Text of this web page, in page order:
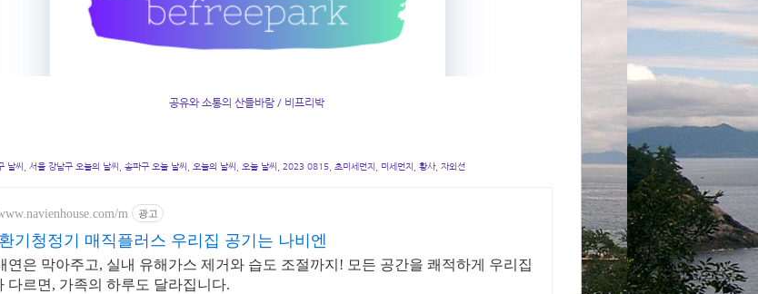
공유와 소통의 산들바람 / 비프리박
날씨, 서울 강남구 오늘의 날씨, 송파구 오늘 날씨, 오늘의 날씨, 오늘 날씨, 2023 0815, 초미세먼지, 미세먼지, 황사, 자외선
m 광고
기청정기 매직플러스 우리집 공기는 나비엔
연은 막아주고, 실내 유해가스 제거와 습도 조절까지! 모든 공간을 쾌적하게 우리집
다르면, 가족의 하루도 달라집니다.